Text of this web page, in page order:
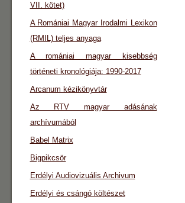
VII. kötet)
A Romániai Magyar Irodalmi Lexikon
(RMIL) teljes anyaga
A romániai magyar kisebbség
történeti kronológiája: 1990-2017
Arcanum kézikönyvtár
Az RTV magyar adásának
archívumából
Babel Matrix
Bigpikcsör
Erdélyi Audiovizuális Archivum
Erdélyi és csángó költészet